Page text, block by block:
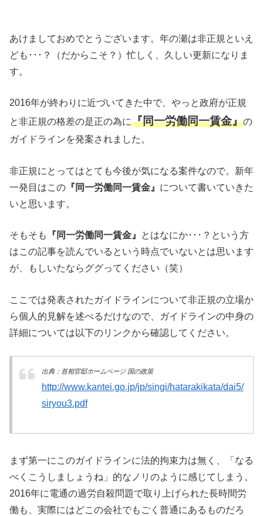
あけましておめでとうございます。年の瀬は非正規といえ
ども･･･？（だからこそ？）忙しく、久しい更新になりま
す。
2016年が終わりに近づいてきた中で、やっと政府が正規
と非正規の格差の是正の為に『同一労働同一賃金』の
ガイドラインを発案されました。
非正規にとってはとても今後が気になる案件なので。新年
一発目はこの 『同一労働同一賃金』 について書いていきた
いと思います。
そもそも 『同一労働同一賃金』
とはなにか･･･？という方
はこの記事を読んでいるという時点でいないとは思います
が、もしいたならググってください（笑）
ここでは発表されたガイドラインについて非正規の立場か
ら個人的見解を述べるだけなので、ガイドラインの中身の
詳細については以下のリンクから確認してください。
出典：首相官邸ホームページ 国の政策
http://www.kantei.go.jp/jp/singi/hatarakikata/dai5/
siryou3.pdf
まず第一にこのガイドラインに法的拘束力は無く、「なる
べくこうしましょうね」的なノリのように感じてしまう。
2016年に電通の過労自殺問題で取り上げられた長時間労
働も、実際にはどこの会社でもごく普通にあるものだろ